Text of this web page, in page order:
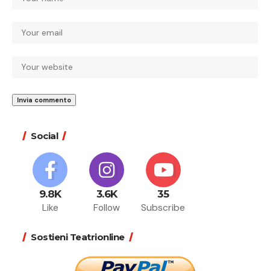
Social
9.8K
Like
3.6K
Follow
35
Subscribe
Sostieni Teatrionline